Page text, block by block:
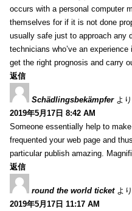
occurs with a personal computer
themselves for if it is not done
usually safe just to approach any
technicians who’ve an
get the right prognosis and carry
返信
Schädlingsbekämpfer よ
2019年5月17日 8:42 AM
Someone essentially help to
frequented your web page and
particular publish amazing.
返信
round the world ticket よ
2019年5月17日 11:17 AM